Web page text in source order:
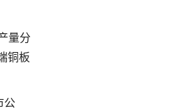
量分
铜板
公